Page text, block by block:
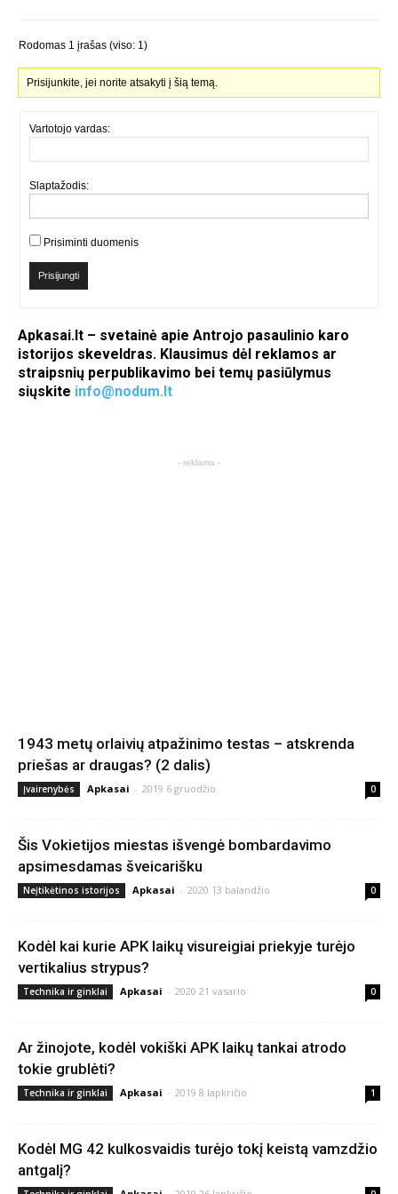
Rodomas 1 įrašas (viso: 1)
Prisijunkite, jei norite atsakyti į šią temą.
Vartotojo vardas:
Slaptažodis:
Prisiminti duomenis
Prisijungti
Apkasai.lt – svetainė apie Antrojo pasaulinio karo
istorijos skeveldras. Klausimus dėl reklamos ar
straipsnių perpublikavimo bei temų pasiūlymus
siųskite info@nodum.lt
- reklama -
1943 metų orlaivių atpažinimo testas – atskrenda
priešas ar draugas? (2 dalis)
Įvairenybės Apkasai - 2019 6 gruodžio 0
Šis Vokietijos miestas išvengė bombardavimo
apsimesdamas šveicarišku
Neįtikėtinos istorijos Apkasai - 2020 13 balandžio 0
Kodėl kai kurie APK laikų visureigiai priekyje turėjo
vertikalius strypus?
Technika ir ginklai Apkasai - 2020 21 vasario 0
Ar žinojote, kodėl vokiški APK laikų tankai atrodo
tokie grublėti?
Technika ir ginklai Apkasai - 2019 8 lapkričio 1
Kodėl MG 42 kulkosvaidis turėjo tokį keistą vamzdžio
antgalį?